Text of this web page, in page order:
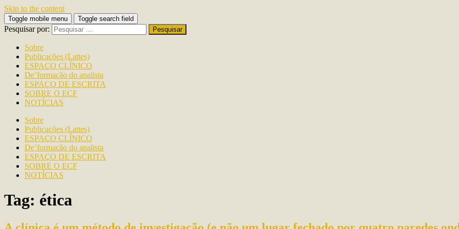
Skip to the content
Toggle mobile menu Toggle search field
Pesquisar por:
Sobre
Publicações (Lattes)
ESPAÇO CLÍNICO
De’formação do analista
ESPAÇO DE ESCRITA
SOBRE O ECF
NOTÍCIAS
Sobre
Publicações (Lattes)
ESPAÇO CLÍNICO
De’formação do analista
ESPAÇO DE ESCRITA
SOBRE O ECF
NOTÍCIAS
Tag: ética